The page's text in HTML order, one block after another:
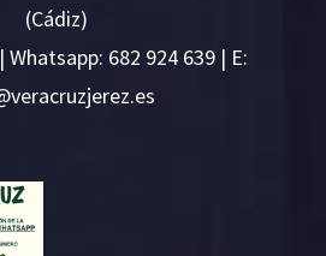
(Cádiz)
| Whatsapp: 682 924 639 | E:
se.ze
rejzu
rcare